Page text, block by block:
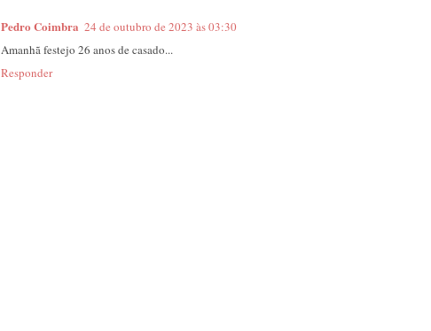
Pedro Coimbra 24 de outubro de 2023 às 03:30
Amanhã festejo 26 anos de casado...
Responder